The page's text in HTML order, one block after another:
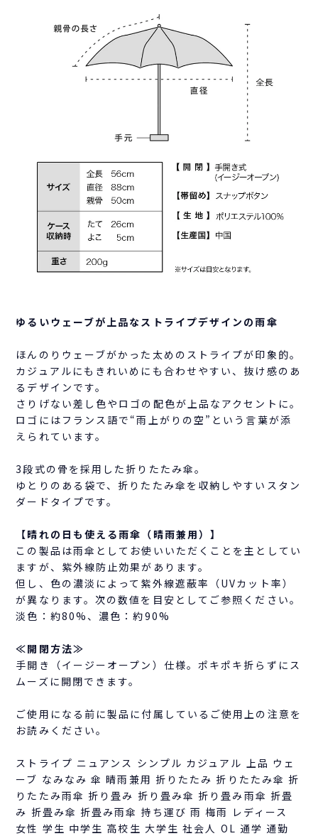
ゆるいウェーブが上品なストライプデザインの雨傘
ほんのりウェーブがかった太めのストライプが印象的。
カジュアルにもきれいめにも合わせやすい、抜け感のあ
るデザインです。
さりげない差し色やロゴの配色が上品なアクセントに。
ロゴにはフランス語で“雨上がりの空”という言葉が添
えられています。
3段式の骨を採用した折りたたみ傘。
ゆとりのある袋で、折りたたみ傘を収納しやすいスタン
ダードタイプです。
【晴れの日も使える雨傘（晴雨兼用）】
この製品は雨傘としてお使いいただくことを主としてい
ますが、紫外線防止効果があります。
但し、色の濃淡によって紫外線遮蔽率（UVカット率）
が異なります。次の数値を目安としてご参照ください。
淡色：約80%、濃色：約90%
≪開閉方法≫
手開き（イージーオープン）仕様。ポキポキ折らずにス
ムーズに開閉できます。
ご使用になる前に製品に付属しているご使用上の注意を
お読みください。
ストライプ ニュアンス シンプル カジュアル 上品 ウェ
ーブ なみなみ 傘 晴雨兼用 折りたたみ 折りたたみ傘 折
りたたみ雨傘 折り畳み 折り畳み傘 折り畳み雨傘 折畳
み 折畳み傘 折畳み雨傘 持ち運び 雨 梅雨 レディース
女性 学生 中学生 高校生 大学生 社会人 OL 通学 通勤